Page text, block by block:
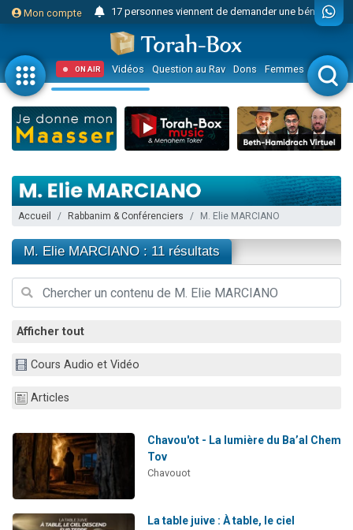
Mon compte
Il reste 49 places pour étudier en groupe sur Zoom
23 personnes viennent de faire un don pour Diane, 80 ans, dans un appartement insalubre
Eva vient de donner son Maasser
4 personnes viennent de nous rejoindre sur WhatsApp
3 personnes viennent de nous rejoindre sur WhatsApp
Odaya vient de donner son Maasser
3 personnes viennent de faire un don pour 5 jours de vacances aux Orphelins
2 personnes viennent de nous rejoindre sur WhatsApp
Il reste 49 places pour étudier en groupe sur Zoom
12 nouvelles musiques dans Torah-Box Music
Nouvelle émission radio : Visions de grandeur n°104 : Le Chabbath et le Birkat Hamazone à travers le temps
ON AIR Vidéos Question au Rav Dons Femmes Enfants
Accueil Rabbanim & Conférenciers M. Elie MARCIANO
M. Elie MARCIANO : 11 résultats
Afficher tout
Cours Audio et Vidéo
Articles
Chavou'ot - La lumière du Ba’al Chem
Tov
Chavouot
La table juive : À table, le ciel